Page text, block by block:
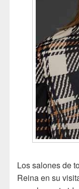
Los salones de
Reina en su